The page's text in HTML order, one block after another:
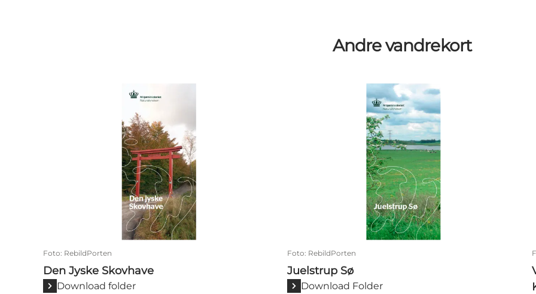
Andre vandrekort
Foto: RebildPorten
Den Jyske Skovhave
Download folder
Foto: RebildPorten
Juelstrup Sø
Download Folder